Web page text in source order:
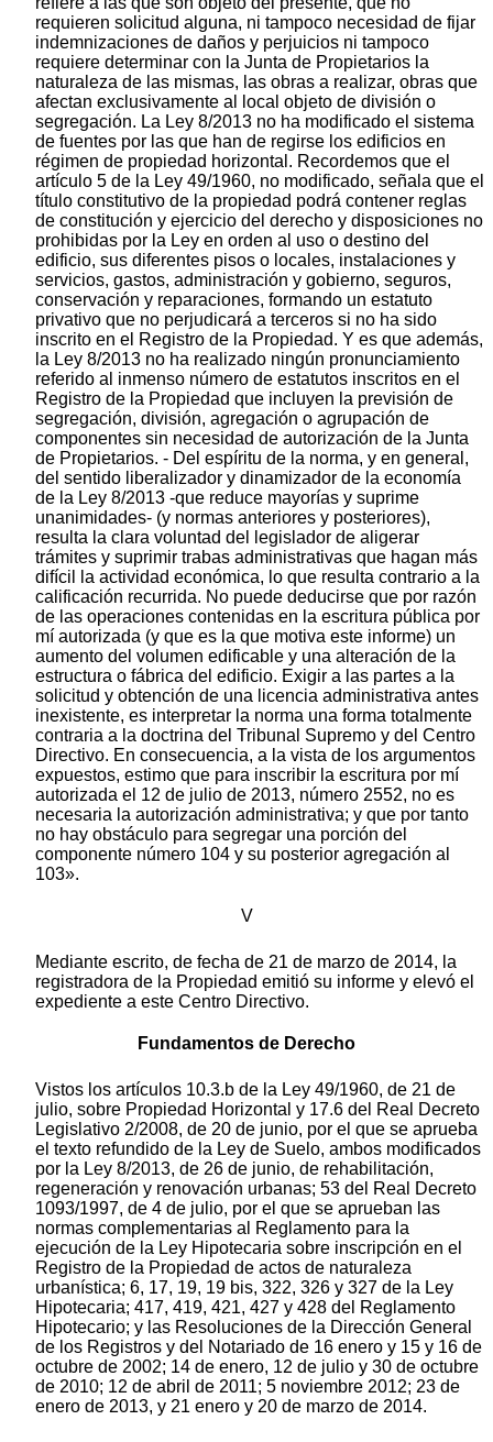
requieren solicitud alguna, ni tampoco necesidad de fijar
indemnizaciones de daños y perjuicios ni tampoco
requiere determinar con la Junta de Propietarios la
naturaleza de las mismas, las obras a realizar, obras que
afectan exclusivamente al local objeto de división o
segregación. La Ley 8/2013 no ha modificado el sistema
de fuentes por las que han de regirse los edificios en
régimen de propiedad horizontal. Recordemos que el
artículo 5 de la Ley 49/1960, no modificado, señala que el
título constitutivo de la propiedad podrá contener reglas
de constitución y ejercicio del derecho y disposiciones no
prohibidas por la Ley en orden al uso o destino del
edificio, sus diferentes pisos o locales, instalaciones y
servicios, gastos, administración y gobierno, seguros,
conservación y reparaciones, formando un estatuto
privativo que no perjudicará a terceros si no ha sido
inscrito en el Registro de la Propiedad. Y es que además,
la Ley 8/2013 no ha realizado ningún pronunciamiento
referido al inmenso número de estatutos inscritos en el
Registro de la Propiedad que incluyen la previsión de
segregación, división, agregación o agrupación de
componentes sin necesidad de autorización de la Junta
de Propietarios. - Del espíritu de la norma, y en general,
del sentido liberalizador y dinamizador de la economía
de la Ley 8/2013 -que reduce mayorías y suprime
unanimidades- (y normas anteriores y posteriores),
resulta la clara voluntad del legislador de aligerar
trámites y suprimir trabas administrativas que hagan más
difícil la actividad económica, lo que resulta contrario a la
calificación recurrida. No puede deducirse que por razón
de las operaciones contenidas en la escritura pública por
mí autorizada (y que es la que motiva este informe) un
aumento del volumen edificable y una alteración de la
estructura o fábrica del edificio. Exigir a las partes a la
solicitud y obtención de una licencia administrativa antes
inexistente, es interpretar la norma una forma totalmente
contraria a la doctrina del Tribunal Supremo y del Centro
Directivo. En consecuencia, a la vista de los argumentos
expuestos, estimo que para inscribir la escritura por mí
autorizada el 12 de julio de 2013, número 2552, no es
necesaria la autorización administrativa; y que por tanto
no hay obstáculo para segregar una porción del
componente número 104 y su posterior agregación al
103».
V
Mediante escrito, de fecha de 21 de marzo de 2014, la
registradora de la Propiedad emitió su informe y elevó el
expediente a este Centro Directivo.
Fundamentos de Derecho
Vistos los artículos 10.3.b de la Ley 49/1960, de 21 de
julio, sobre Propiedad Horizontal y 17.6 del Real Decreto
Legislativo 2/2008, de 20 de junio, por el que se aprueba
el texto refundido de la Ley de Suelo, ambos modificados
por la Ley 8/2013, de 26 de junio, de rehabilitación,
regeneración y renovación urbanas; 53 del Real Decreto
1093/1997, de 4 de julio, por el que se aprueban las
normas complementarias al Reglamento para la
ejecución de la Ley Hipotecaria sobre inscripción en el
Registro de la Propiedad de actos de naturaleza
urbanística; 6, 17, 19, 19 bis, 322, 326 y 327 de la Ley
Hipotecaria; 417, 419, 421, 427 y 428 del Reglamento
Hipotecario; y las Resoluciones de la Dirección General
de los Registros y del Notariado de 16 enero y 15 y 16 de
octubre de 2002; 14 de enero, 12 de julio y 30 de octubre
de 2010; 12 de abril de 2011; 5 noviembre 2012; 23 de
enero de 2013, y 21 enero y 20 de marzo de 2014.